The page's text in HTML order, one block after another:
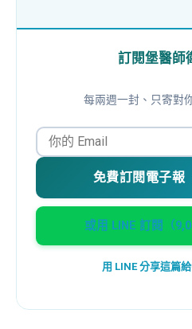
訂閱堡醫師
每兩週一封、只寄對
免費訂閱電子報
或用 LINE 訂閱（
用 LINE 分享這篇